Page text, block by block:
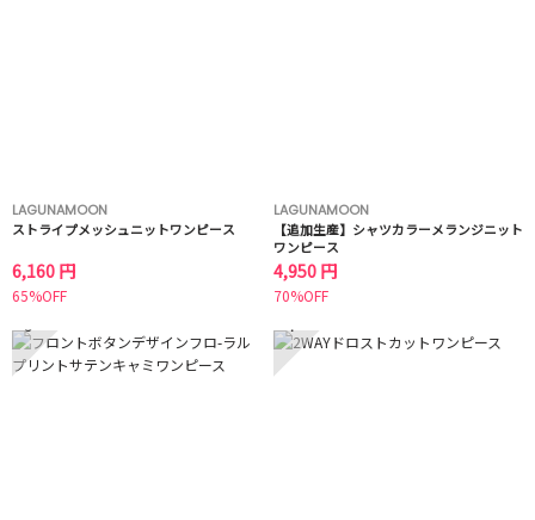
LAGUNAMOON
ストライプメッシュニットワンピース
6,160 円
65%OFF
LAGUNAMOON
【追加生産】シャツカラーメランジニット
ワンピース
4,950 円
70%OFF
3 4